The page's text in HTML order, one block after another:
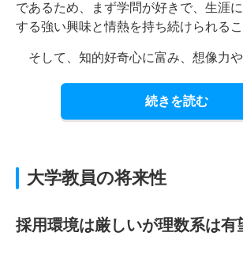
であるため、まず学問が好きで、生涯
する強い興味と情熱を持ち続けられるこ
そして、知的好奇心に富み、想像力
続きを読む
大学教員の将来性
採用環境は厳しいが理数系は有